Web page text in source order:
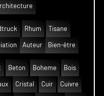
Rhum Tisane
Auteur Bien-être
Beton Boheme Bois
Cristal Cuir Cuivre